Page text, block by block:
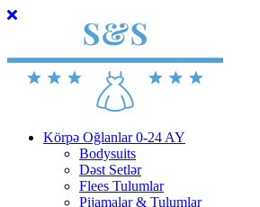
Körpə Oğlanlar 0-24 AY
Bodysuits
Dəst Setlər
Flees Tulumlar
Pijamalar & Tulumlar